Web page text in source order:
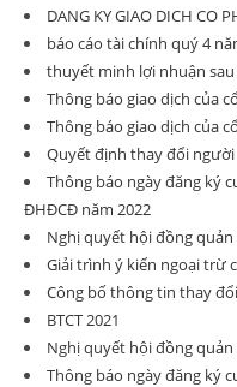
DANG KY GIAO DICH CO
báo cáo tài chính quý 4
thuyết minh lợi nhuận
Thông báo giao dịch của
Thông báo giao dịch của
Quyết định thay đổi
Thông báo ngày đăng ký
ĐHĐCĐ năm 2022
Nghị quyết hội đồng quản
Giải trình ý kiến ngoại trừ
Công bố thông tin thay
BTCT 2021
Nghị quyết hội đồng
Thông báo ngày đăng ký